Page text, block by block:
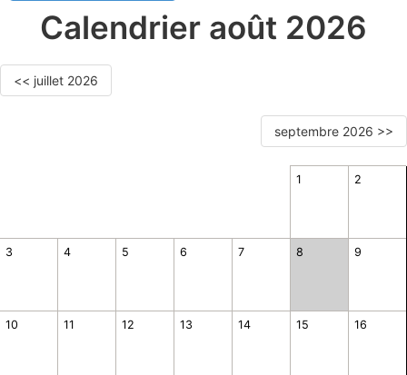
Calendrier août 2026
<< juillet 2026
septembre 2026 >>
1 2
3 4 5 6 7 8 9
10 11 12 13 14 15 16